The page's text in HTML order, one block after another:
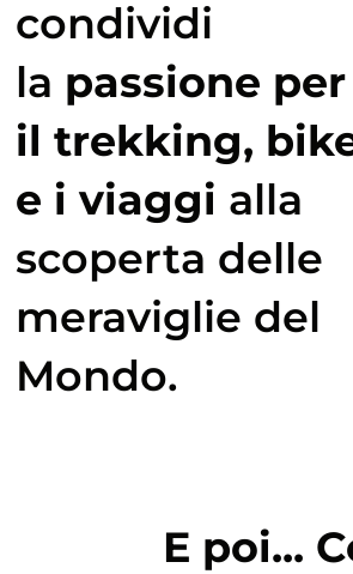
condividi
la passione per
il trekking,
e i viaggi alla
scoperta delle
meraviglie del
Mondo.
E poi...